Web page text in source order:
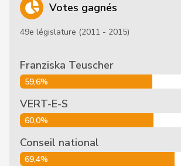
Votes gagnés
49e législature (2011 - 2015)
Franziska Teuscher
59,6%
VERT-E-S
60,0%
Conseil national
69,4%